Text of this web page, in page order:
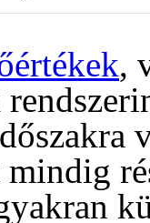
,
mindig